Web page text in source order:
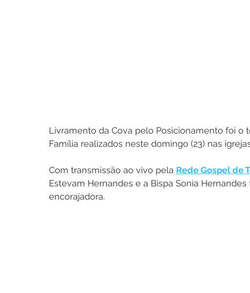
Livramento da Cova pelo Posicionamento foi o
Família realizados neste domingo (23) nas
Com transmissão ao vivo pela Rede Gospel de
Estevam Hernandes e a Bispa Sonia
encorajadora.